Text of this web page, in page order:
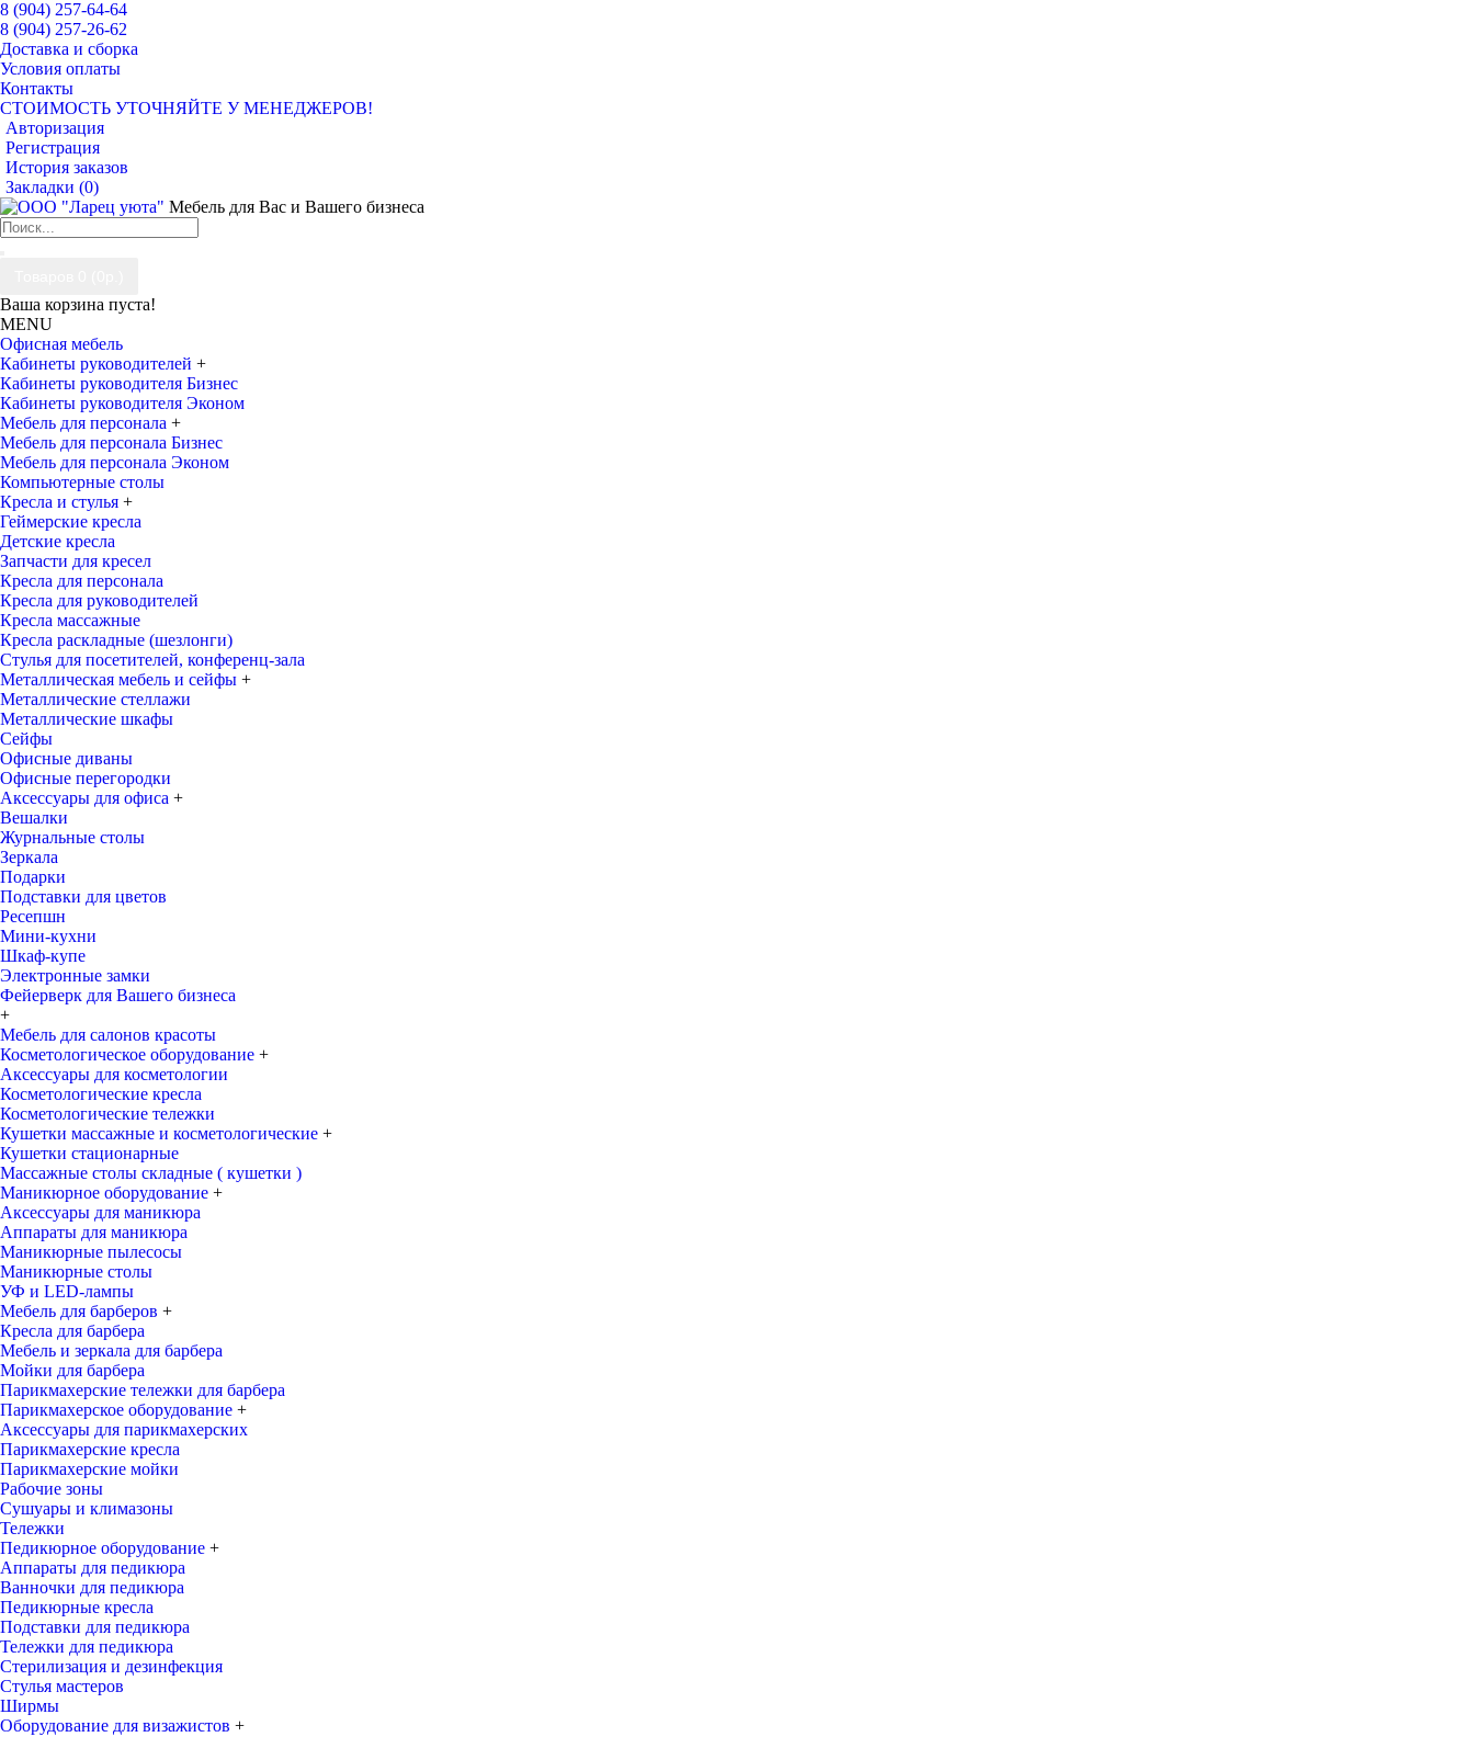
8 (904) 257-64-64
8 (904) 257-26-62
Доставка и сборка
Условия оплаты
Контакты
СТОИМОСТЬ УТОЧНЯЙТЕ У МЕНЕДЖЕРОВ!
Авторизация
Регистрация
История заказов
Закладки (0)
Мебель для Вас и Вашего бизнеса
Ваша корзина пуста!
MENU
Офисная мебель
Кабинеты руководителей +
Кабинеты руководителя Бизнес
Кабинеты руководителя Эконом
Мебель для персонала +
Мебель для персонала Бизнес
Мебель для персонала Эконом
Компьютерные столы
Кресла и стулья +
Геймерские кресла
Детские кресла
Запчасти для кресел
Кресла для персонала
Кресла для руководителей
Кресла массажные
Кресла раскладные (шезлонги)
Стулья для посетителей, конференц-зала
Металлическая мебель и сейфы +
Металлические стеллажи
Металлические шкафы
Сейфы
Офисные диваны
Офисные перегородки
Аксессуары для офиса +
Вешалки
Журнальные столы
Зеркала
Подарки
Подставки для цветов
Ресепшн
Мини-кухни
Шкаф-купе
Электронные замки
Фейерверк для Вашего бизнеса
+
Мебель для салонов красоты
Косметологическое оборудование +
Аксессуары для косметологии
Косметологические кресла
Косметологические тележки
Кушетки массажные и косметологические +
Кушетки стационарные
Массажные столы складные ( кушетки )
Маникюрное оборудование +
Аксессуары для маникюра
Аппараты для маникюра
Маникюрные пылесосы
Маникюрные столы
УФ и LED-лампы
Мебель для барберов +
Кресла для барбера
Мебель и зеркала для барбера
Мойки для барбера
Парикмахерские тележки для барбера
Парикмахерское оборудование +
Аксессуары для парикмахерских
Парикмахерские кресла
Парикмахерские мойки
Рабочие зоны
Сушуары и климазоны
Тележки
Педикюрное оборудование +
Аппараты для педикюра
Ванночки для педикюра
Педикюрные кресла
Подставки для педикюра
Тележки для педикюра
Стерилизация и дезинфекция
Стулья мастеров
Ширмы
Оборудование для визажистов +